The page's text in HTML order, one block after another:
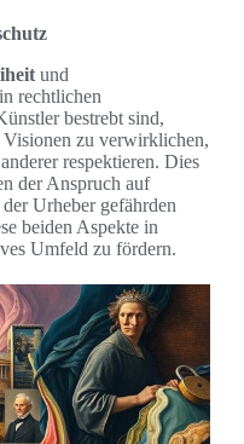
und
rechtlichen
bestrebt sind,
Visionen zu verwirklichen,
respektieren. Dies
der Anspruch auf
Urheber gefährden
beiden Aspekte in
Umfeld zu fördern.